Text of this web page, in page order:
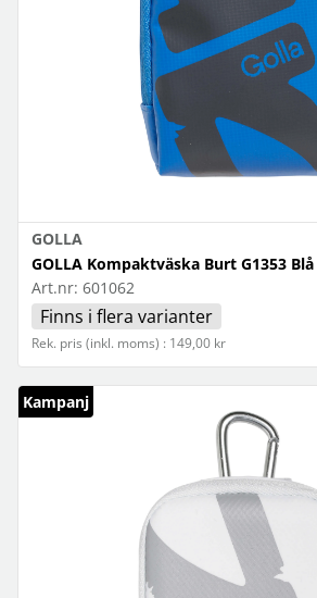
GOLLA
GOLLA Kompaktväska Burt G1353 Blå
Art.nr: 601062
Finns i flera varianter
Rek. pris (inkl. moms) : 149,00 kr
Kampanj